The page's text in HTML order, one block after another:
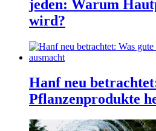
jeden: Warum
wird?
Hanf neu
Pflanzenprodukte